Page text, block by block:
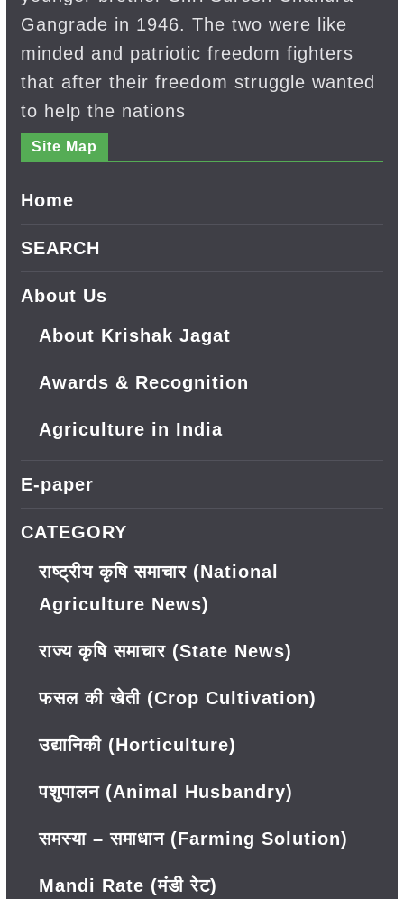
Gangrade in 1946. The two were like
minded and patriotic freedom fighters
that after their freedom struggle wanted
to help the nations
Site Map
Home
SEARCH
About Us
About Krishak Jagat
Awards & Recognition
Agriculture in India
E-paper
CATEGORY
राष्ट्रीय कृषि समाचार (National
Agriculture News)
राज्य कृषि समाचार (State News)
फसल की खेती (Crop Cultivation)
उद्यानिकी (Horticulture)
पशुपालन (Animal Husbandry)
समस्या – समाधान (Farming Solution)
Mandi Rate (मंडी रेट)